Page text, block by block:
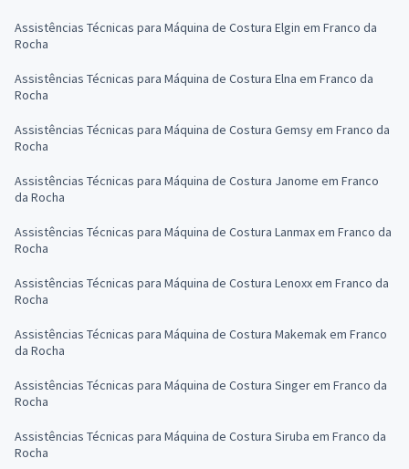
Assistências Técnicas para Máquina de Costura Elgin em Franco da
Rocha
Assistências Técnicas para Máquina de Costura Elna em Franco da
Rocha
Assistências Técnicas para Máquina de Costura Gemsy em Franco da
Rocha
Assistências Técnicas para Máquina de Costura Janome em Franco
da Rocha
Assistências Técnicas para Máquina de Costura Lanmax em Franco da
Rocha
Assistências Técnicas para Máquina de Costura Lenoxx em Franco da
Rocha
Assistências Técnicas para Máquina de Costura Makemak em Franco
da Rocha
Assistências Técnicas para Máquina de Costura Singer em Franco da
Rocha
Assistências Técnicas para Máquina de Costura Siruba em Franco da
Rocha